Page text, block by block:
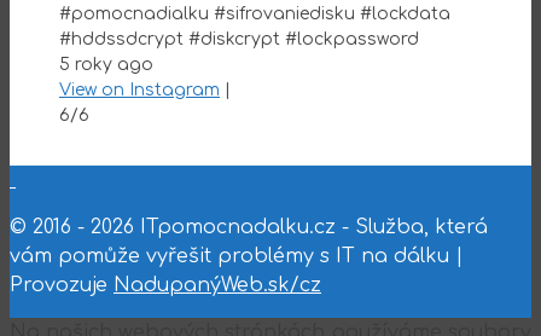
#pomocnadialku #sifrovaniedisku #lockdata
#hddssdcrypt #diskcrypt #lockpassword
5 roky ago
View on Instagram
6/6
© 2016 - 2026 ITpomocnadalku.cz - Služba, která
vám pomůže vyřešit problémy s IT na dálku |
Provozuje NadupanýWeb.sk/cz